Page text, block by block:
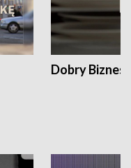
Dobry Biznes